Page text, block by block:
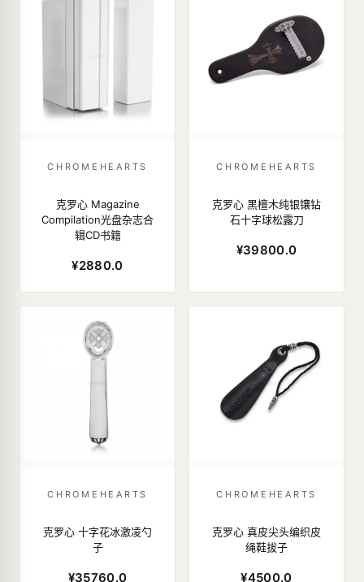
CHROMEHEARTS
克罗心 Magazine
Compilation光盘杂志合
辑CD书籍
¥2880.0
CHROMEHEARTS
克罗心 黑檀木纯银镶钻
石十字球松露刀
¥39800.0
CHROMEHEARTS
克罗心 十字花冰激凌勺
子
¥35760.0
CHROMEHEARTS
克罗心 真皮尖头编织皮
绳鞋拔子
¥4500.0